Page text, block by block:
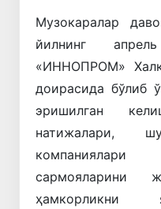
Музокаралар
йилнинг
«ИННОПРОМ»
доирасида бўлиб
эришилган
натижалари,
сармояларини
ҳамкорликни